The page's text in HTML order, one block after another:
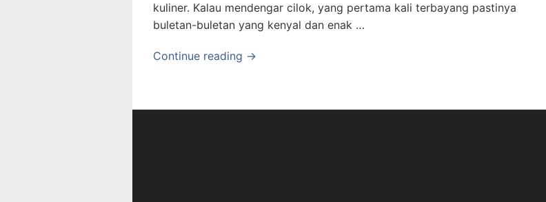
kuliner. Kalau mendengar cilok, yang pertama kali terbayang pastinya
buletan-buletan yang kenyal dan enak …
Continue reading →